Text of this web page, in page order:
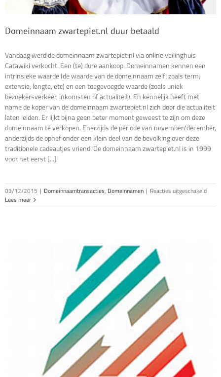
Domeinnaam zwartepiet.nl duur betaald
Vandaag werd de domeinnaam zwartepiet.nl via online veilinghuis
Catawiki verkocht. Een (te) dure aankoop. Domeinnamen kennen een
intrinsieke waarde (de waarde van de domeinnaam zelf; zoals term,
extensie, lengte, etc) en een toegevoegde waarde (zoals uniek
bezoekersverkeer, inkomsten of actualiteit). En kennelijk heeft met
name de koper van de domeinnaam zwartepiet.nl zich door die actualiteit
laten leiden. Er lijkt bijna geen beter moment geweest te zijn om deze
domeinnaam te verkopen. Enerzijds de periode van november/december,
anderzijds de ophef onder een klein deel van de bevolking over deze
traditionele cadeautjes vriend. De domeinnaam zwartepiet.nl is in 1999
voor het eerst [...]
03/12/2015 | Domeinnaamtransacties, Domeinnamen | Reacties uitgeschakeldvoor
Lees meer